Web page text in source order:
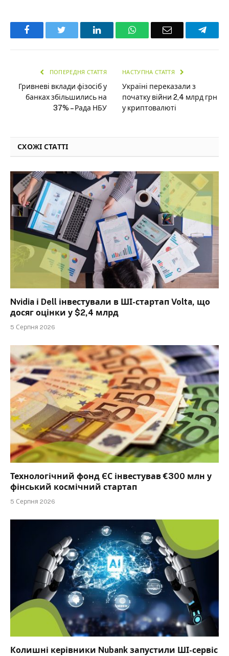
Facebook LinkedInWhatsAppEmail
ПОПЕРЕДНЯ СТАТТЯ
Гривневі вклади фізосіб у
банках збільшились на
37% – Рада НБУ
НАСТУПНА СТАТТЯ
Україні переказали з
початку війни 2,4 млрд грн
у криптовалюті
СХОЖІ СТАТТІ
Nvidia і Dell інвестували в ШІ-стартап Volta, що
досяг оцінки у $2,4 млрд
5 Серпня 2026
Технологічний фонд ЄС інвестував €300 млн у
фінський космічний стартап
5 Серпня 2026
Колишні керівники Nubank запустили ШІ-сервіс